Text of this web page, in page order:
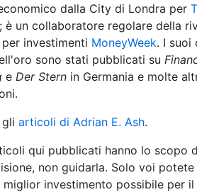
dalla City di Londra per
; è un collaboratore regolare della
investimenti MoneyWeek. I suoi
sono stati pubblicati su
e Der Stern in Germania e molte
articoli di Adrian E. Ash.
qui pubblicati hanno lo scopo
non guidarla. Solo voi
miglior investimento possibile per